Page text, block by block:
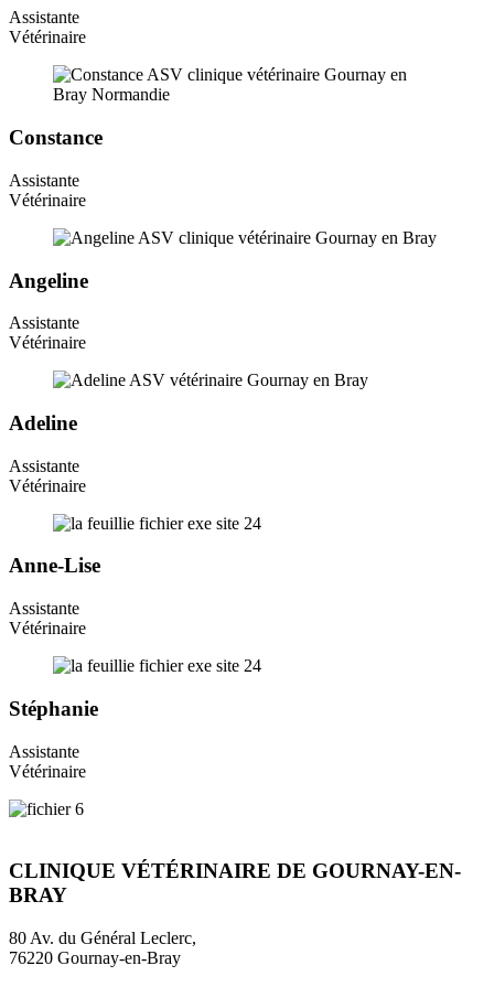
Assistante
Vétérinaire
Constance
Assistante
Vétérinaire
Angeline
Assistante
Vétérinaire
Adeline
Assistante
Vétérinaire
Anne-Lise
Assistante
Vétérinaire
Stéphanie
Assistante
Vétérinaire
CLINIQUE VÉTÉRINAIRE DE GOURNAY-EN-
BRAY
80 Av. du Général Leclerc,
76220 Gournay-en-Bray